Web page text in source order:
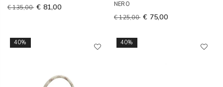
€ 135,00 € 81,00
NERO
€ 125,00 € 75,00
40% 40%